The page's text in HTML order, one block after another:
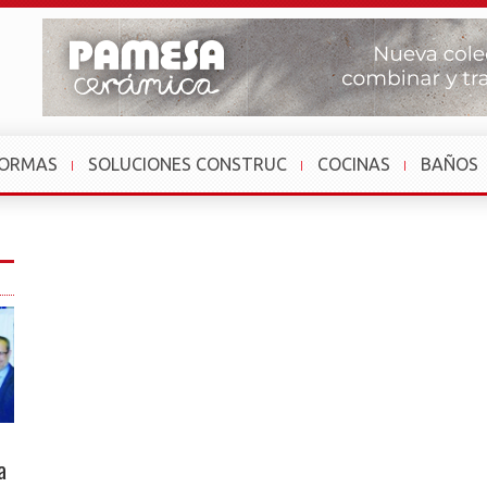
SOLUCIONES CONSTRUC COCINAS BAÑOS